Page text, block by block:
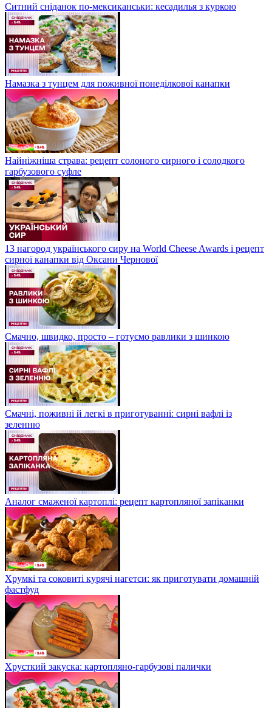
Ситний сніданок по-мексиканськи: кесадилья з куркою
Намазка з тунцем для поживної понеділкової канапки
Найніжніша страва: рецепт солоного сирного і солодкого
гарбузового суфле
13 нагород українського сиру на World Cheese Awards і рецепт
сирної канапки від Оксани Чернової
Смачно, швидко, просто – готуємо равлики з шинкою
Смачні, поживні й легкі в приготуванні: сирні вафлі із
зеленню
Аналог смаженої картоплі: рецепт картопляної запіканки
Хрумкі та соковиті курячі нагетси: як приготувати домашній
фастфуд
Хрусткий закуска: картопляно-гарбузові палички